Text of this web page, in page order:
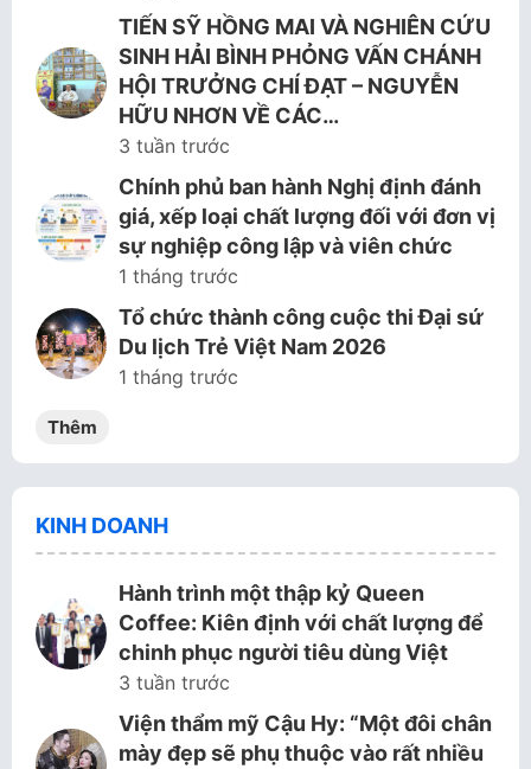
TIẾN SỸ HỒNG MAI VÀ NGHIÊN CỨU
SINH HẢI BÌNH PHỎNG VẤN CHÁNH
HỘI TRƯỞNG CHÍ ĐẠT – NGUYỄN
HỮU NHƠN VỀ CÁC…
3 tuần trước
Chính phủ ban hành Nghị định đánh
giá, xếp loại chất lượng đối với đơn vị
sự nghiệp công lập và viên chức
1 tháng trước
Tổ chức thành công cuộc thi Đại sứ
Du lịch Trẻ Việt Nam 2026
1 tháng trước
Thêm
KINH DOANH
Hành trình một thập kỷ Queen
Coffee: Kiên định với chất lượng để
chinh phục người tiêu dùng Việt
3 tuần trước
Viện thẩm mỹ Cậu Hy: “Một đôi chân
mày đẹp sẽ phụ thuộc vào rất nhiều